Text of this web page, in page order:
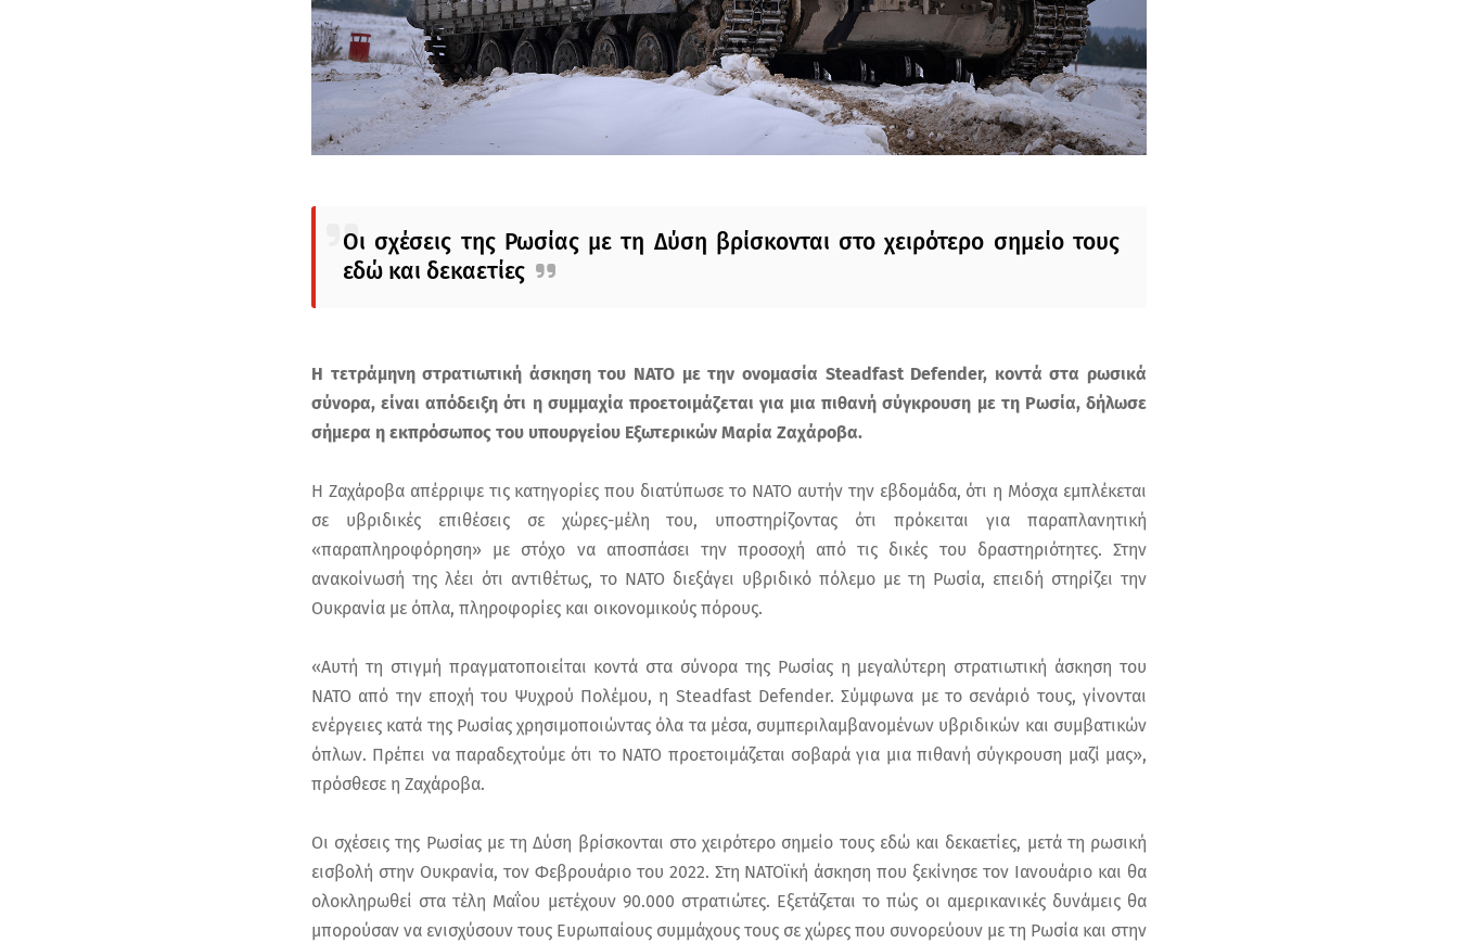
Οι σχέσεις της Ρωσίας με τη Δύση βρίσκονται στο χειρότερο σημείο τους
εδώ και δεκαετίες
Η τετράμηνη στρατιωτική άσκηση του ΝΑΤΟ με την ονομασία Steadfast Defender, κοντά στα ρωσικά
σύνορα, είναι απόδειξη ότι η συμμαχία προετοιμάζεται για μια πιθανή σύγκρουση με τη Ρωσία, δήλωσε
σήμερα η εκπρόσωπος του υπουργείου Εξωτερικών Μαρία Ζαχάροβα.
Η Ζαχάροβα απέρριψε τις κατηγορίες που διατύπωσε το ΝΑΤΟ αυτήν την εβδομάδα, ότι η Μόσχα εμπλέκεται
σε υβριδικές επιθέσεις σε χώρες-μέλη του, υποστηρίζοντας ότι πρόκειται για παραπλανητική
«παραπληροφόρηση» με στόχο να αποσπάσει την προσοχή από τις δικές του δραστηριότητες. Στην
ανακοίνωσή της λέει ότι αντιθέτως, το ΝΑΤΟ διεξάγει υβριδικό πόλεμο με τη Ρωσία, επειδή στηρίζει την
Ουκρανία με όπλα, πληροφορίες και οικονομικούς πόρους.
«Αυτή τη στιγμή πραγματοποιείται κοντά στα σύνορα της Ρωσίας η μεγαλύτερη στρατιωτική άσκηση του
ΝΑΤΟ από την εποχή του Ψυχρού Πολέμου, η Steadfast Defender. Σύμφωνα με το σενάριό τους, γίνονται
ενέργειες κατά της Ρωσίας χρησιμοποιώντας όλα τα μέσα, συμπεριλαμβανομένων υβριδικών και συμβατικών
όπλων. Πρέπει να παραδεχτούμε ότι το ΝΑΤΟ προετοιμάζεται σοβαρά για μια πιθανή σύγκρουση μαζί μας»,
πρόσθεσε η Ζαχάροβα.
Οι σχέσεις της Ρωσίας με τη Δύση βρίσκονται στο χειρότερο σημείο τους εδώ και δεκαετίες, μετά τη ρωσική
εισβολή στην Ουκρανία, τον Φεβρουάριο του 2022. Στη ΝΑΤΟϊκή άσκηση που ξεκίνησε τον Ιανουάριο και θα
ολοκληρωθεί στα τέλη Μαΐου μετέχουν 90.000 στρατιώτες. Εξετάζεται το πώς οι αμερικανικές δυνάμεις θα
μπορούσαν να ενισχύσουν τους Ευρωπαίους συμμάχους τους σε χώρες που συνορεύουν με τη Ρωσία και στην